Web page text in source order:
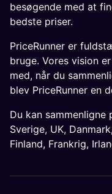
besøgende med at
bedste priser.
PriceRunner er
bruge. Vores vision
med, når du
blev PriceRunner en
Du kan
Sverige, UK, Danmark
Finland, Frankrig,